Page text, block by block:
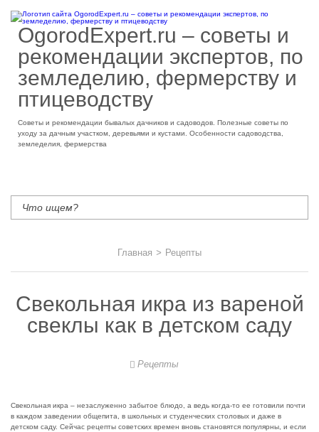
OgorodExpert.ru – cоветы и
рекомендации экспертов, по
земледелию, фермерству и
птицеводству
Советы и рекомендации бывалых дачников и садоводов. Полезные советы по
уходу за дачным участком, деревьями и кустами. Особенности садоводства,
земледелия, фермерства
Главная > Рецепты
Свекольная икра из вареной
свеклы как в детском саду
Рецепты
Свекольная икра – незаслуженно забытое блюдо, а ведь когда-то ее готовили почти
в каждом заведении общепита, в школьных и студенческих столовых и даже в
детском саду. Сейчас рецепты советских времен вновь становятся популярны, и если